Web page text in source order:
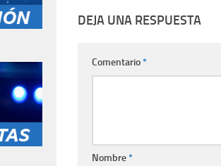
DEJA UNA RESPUESTA
Comentario*
Nombre*